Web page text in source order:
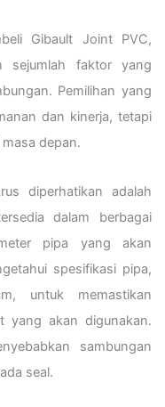
Gibault Joint PVC,
sejumlah faktor yang
Pemilihan yang
dan kinerja, tetapi
depan.
diperhatikan adalah
dalam berbagai
pipa yang akan
spesifikasi pipa,
untuk memastikan
yang akan digunakan.
sambungan
seal.